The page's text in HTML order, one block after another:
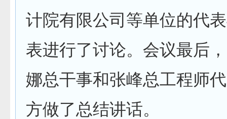
计院有限公司等单位的代
表进行了讨论。会议最后
娜总干事和张峰总工程师
方做了总结讲话。